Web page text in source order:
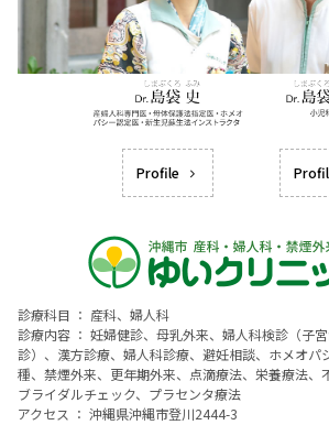
Profile
診療科目 ： 産科、婦人科
診療内容 ： 妊婦健診、母乳外来、婦人科検診（子
診）、漢方診療、婦人科診療、避妊相談、ホメオパ
種、禁煙外来、更年期外来、点滴療法、栄養療法、
ブライダルチェック、プラセンタ療法
アクセス ： 沖縄県沖縄市登川2444-3